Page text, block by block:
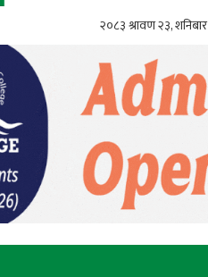
२०८३ श्रावण २३, शनिबार